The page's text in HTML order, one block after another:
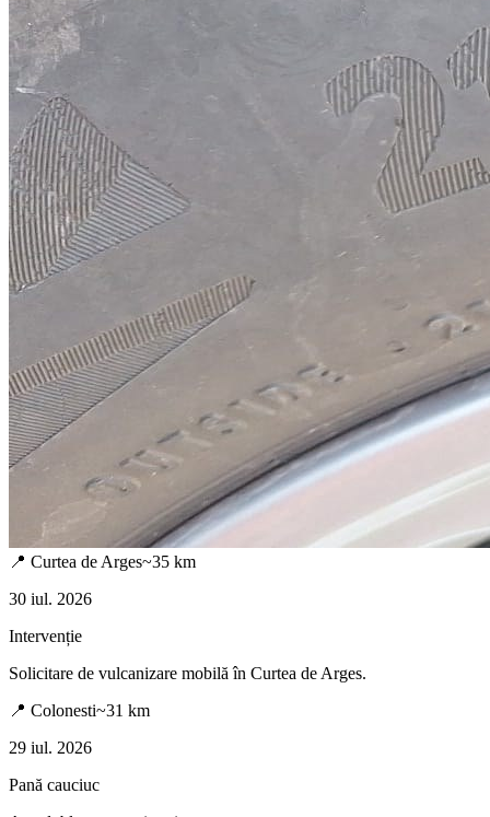
📍 Curtea de Arges~35 km
30 iul. 2026
Intervenție
Solicitare de vulcanizare mobilă în Curtea de Arges.
📍 Colonesti~31 km
29 iul. 2026
Pană cauciuc